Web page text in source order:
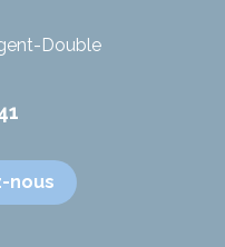
Double
nous